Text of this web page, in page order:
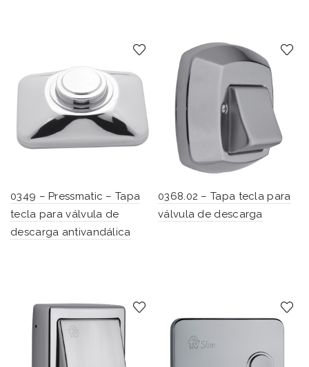
0349 – Pressmatic – Tapa
tecla para válvula de
descarga antivandálica
0368.02 – Tapa tecla para
válvula de descarga